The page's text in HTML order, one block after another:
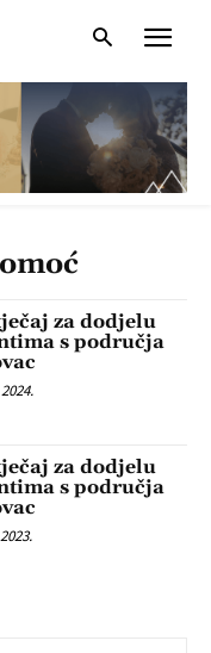
za dodjelu
s područja
za dodjelu
s područja